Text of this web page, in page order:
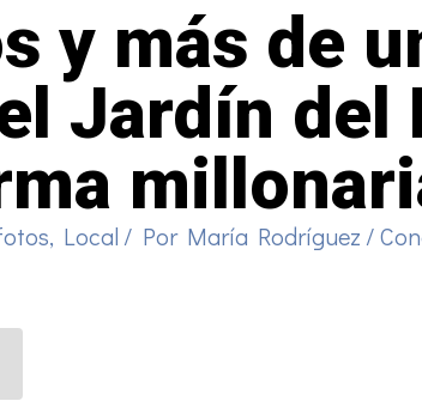
y más de
Jardín del
, Local / Por María Rodríguez /